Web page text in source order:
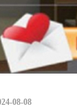
08-08